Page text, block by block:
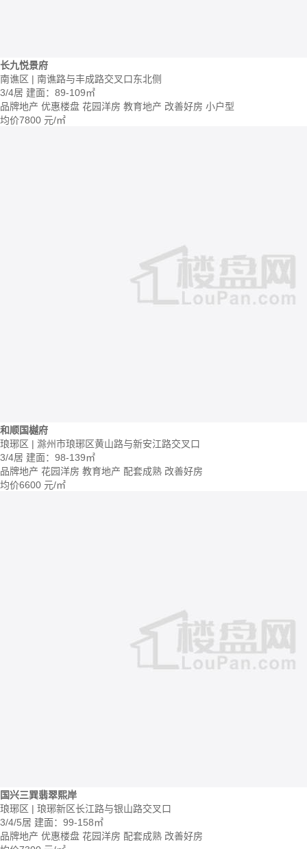
长九悦景府
南谯区 | 南谯路与丰成路交叉口东北侧
3/4居 建面：89-109㎡
品牌地产 优惠楼盘 花园洋房 教育地产 改善好房 小户型
均价7800 元/㎡
和顺国樾府
琅琊区 | 滁州市琅琊区黄山路与新安江路交叉口
3/4居 建面：98-139㎡
品牌地产 花园洋房 教育地产 配套成熟 改善好房
均价6600 元/㎡
国兴三巽翡翠熙岸
琅琊区 | 琅琊新区长江路与银山路交叉口
3/4/5居 建面：99-158㎡
品牌地产 优惠楼盘 花园洋房 配套成熟 改善好房